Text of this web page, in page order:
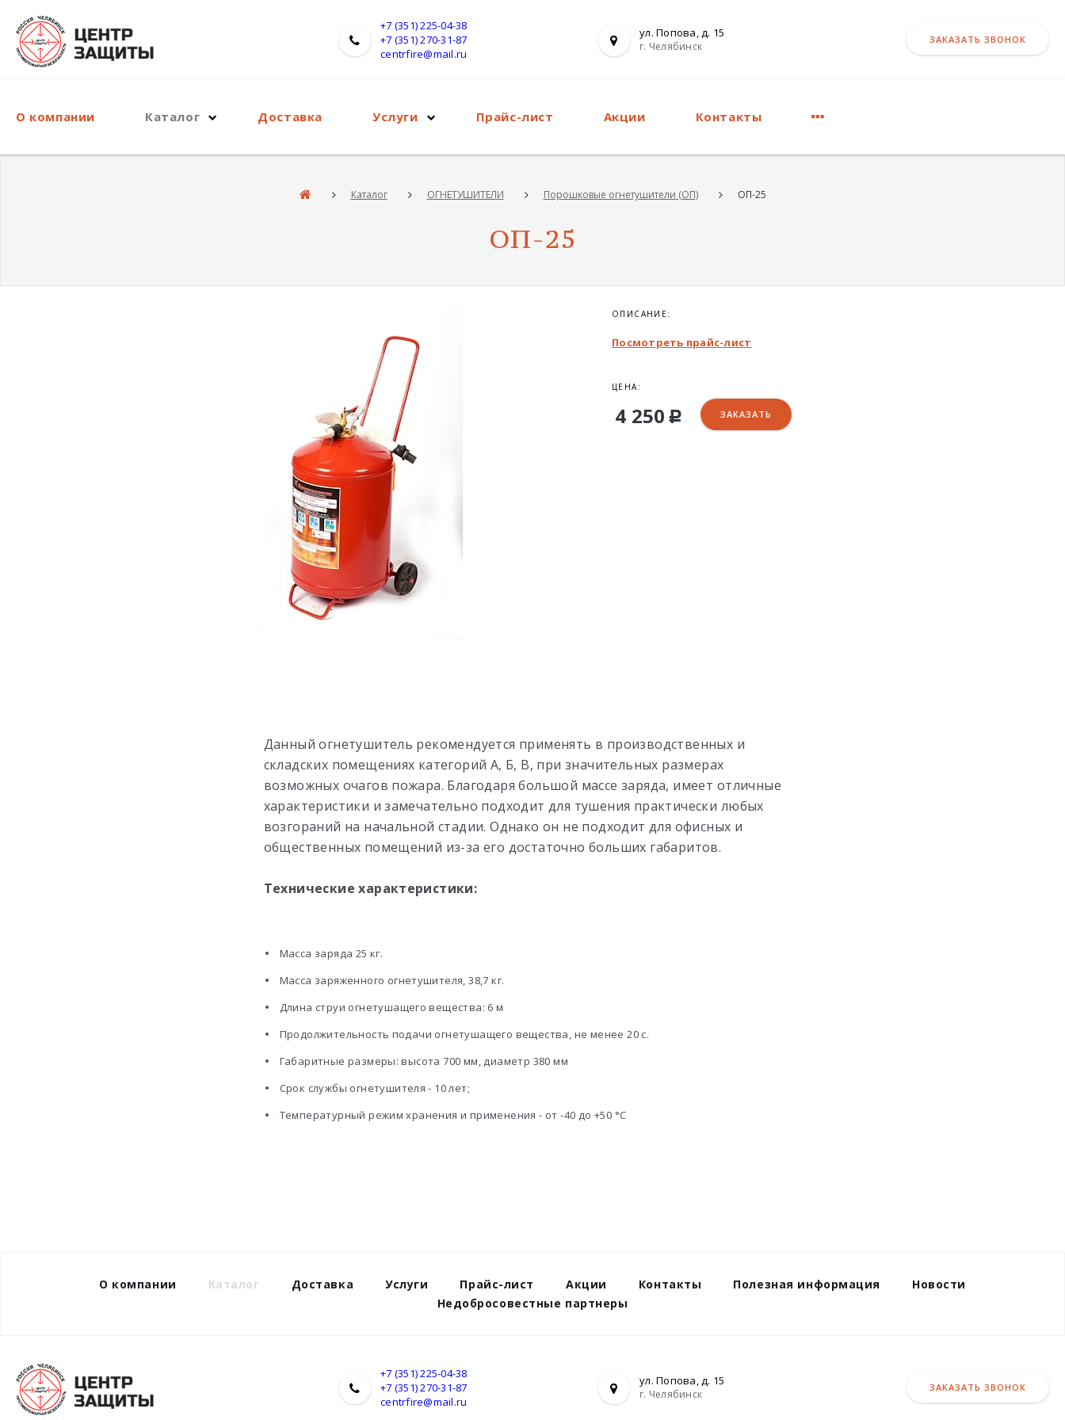
+7 (351) 225-04-38
+7 (351) 270-31-87
centrfire@mail.ru
ул. Попова, д. 15
г. Челябинск
ЗАКАЗАТЬ ЗВОНОК
О компании Каталог Доставка Услуги Прайс-лист Акции Контакты
Каталог ОГНЕТУШИТЕЛИ Порошковые огнетушители (ОП) ОП-25
ОП-25
ОПИСАНИЕ:
Посмотреть прайс-лист
ЦЕНА:
4 250 Р ЗАКАЗАТЬ
Данный огнетушитель рекомендуется применять в производственных и
складских помещениях категорий А, Б, В, при значительных размерах
возможных очагов пожара. Благодаря большой массе заряда, имеет отличные
характеристики и замечательно подходит для тушения практически любых
возгораний на начальной стадии. Однако он не подходит для офисных и
общественных помещений из-за его достаточно больших габаритов.
Технические характеристики:
Масса заряда 25 кг.
Масса заряженного огнетушителя, 38,7 кг.
Длина струи огнетушащего вещества: 6 м
Продолжительность подачи огнетушащего вещества, не менее 20 с.
Габаритные размеры: высота 700 мм, диаметр 380 мм
Срок службы огнетушителя - 10 лет;
Температурный режим хранения и применения - от -40 до +50 °С
О компании Каталог Доставка Услуги Прайс-лист Акции Контакты Полезная информация
Новости
Недобросовестные партнеры
+7 (351) 225-04-38
+7 (351) 270-31-87
centrfire@mail.ru
ул. Попова, д. 15
г. Челябинск
ЗАКАЗАТЬ ЗВОНОК